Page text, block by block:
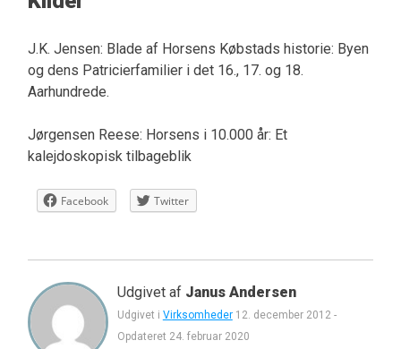
J.K. Jensen: Blade af Horsens Købstads historie: Byen
og dens Patricierfamilier i det 16., 17. og 18.
Aarhundrede.
Jørgensen Reese: Horsens i 10.000 år: Et
kalejdoskopisk tilbageblik
Facebook Twitter
Udgivet af Janus Andersen
Udgivet i Virksomheder 12. december 2012 -
Opdateret 24. februar 2020